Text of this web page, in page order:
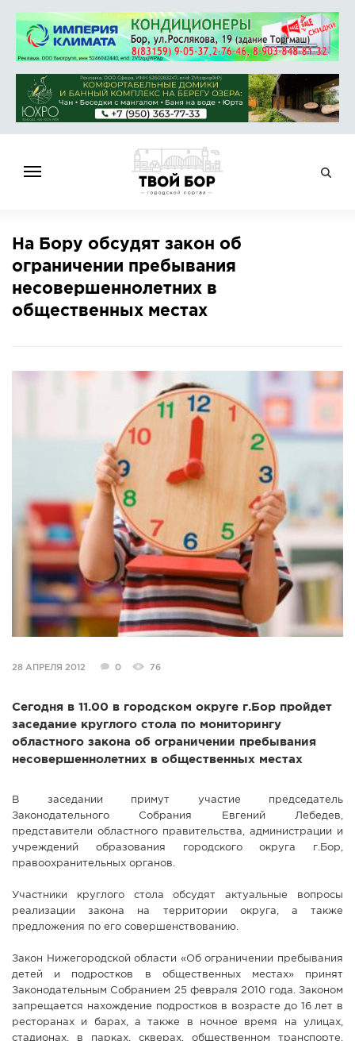
НОВОСТИ
СПРАВОЧНИК
ОБЪЯВЛЕНИЯ
КОНКУРСЫ
СТАТЬИ
ГОЛОСОВАНИЯ
ПРЕДЛОЖИТЬ НОВОСТЬ
ФОТО
На Бору обсудят закон об
ограничении пребывания
несовершеннолетних в
общественных местах
28 АПРЕЛЯ 2012 0 76
Сегодня в 11.00 в городском округе г.Бор пройдет
заседание круглого стола по мониторингу
областного закона об ограничении пребывания
несовершеннолетних в общественных местах
В заседании примут участие председатель
Законодательного Собрания Евгений Лебедев,
представители областного правительства, администрации и
учреждений образования городского округа г.Бор,
правоохранительных органов.
Участники круглого стола обсудят актуальные вопросы
реализации закона на территории округа, а также
предложения по его совершенствованию.
Закон Нижегородской области «Об ограничении пребывания
детей и подростков в общественных местах» принят
Законодательным Собранием 25 февраля 2010 года. Законом
запрещается нахождение подростков в возрасте до 16 лет в
ресторанах и барах, а также в ночное время на улицах,
стадионах, в парках, скверах, общественном транспорте,